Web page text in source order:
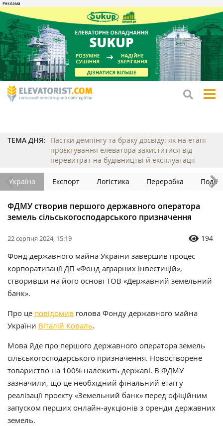
ТЕМА ДНЯ:
Пастки демпінгу та браку досвіду: як на етапі
проєктування елеватора захиститися від
перевитрат на будівництві й експлуатації
Україна Експорт Логістика Переробка Події
ФДМУ створив першого державного оператора
земель сільськогосподарського призначення
22 серпня 2024, 15:19 194
Фонд державного майна України завершив процес
корпоратизації ДП «Фонд аграрних інвестицій»,
створивши на його основі ТОВ «Державний земельний
банк».
Про це повідомив голова Фонду державного майна
України Віталій Коваль.
Мова йде про першого державного оператора земель
сільськогосподарського призначення. Новостворене
товариство на 100% належить державі. В ФДМУ
зазначили, що це необхідний фінальний етап у
реалізації проєкту «Земельний банк» перед офіційним
запуском перших онлайн-аукціонів з оренди державних
земель.